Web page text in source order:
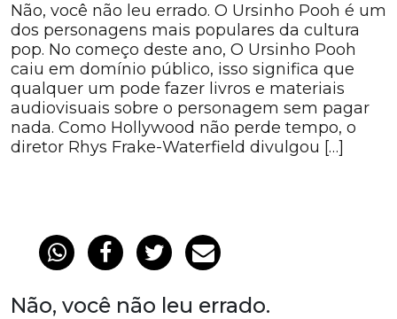
Não, você não leu errado. O Ursinho Pooh é um
dos personagens mais populares da cultura
pop. No começo deste ano, O Ursinho Pooh
caiu em domínio público, isso significa que
qualquer um pode fazer livros e materiais
audiovisuais sobre o personagem sem pagar
nada. Como Hollywood não perde tempo, o
diretor Rhys Frake-Waterfield divulgou […]
Não, você não leu errado.